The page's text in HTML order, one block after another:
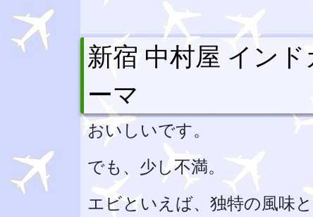
新宿 中村屋 イン
ーマ
おいしいです。
でも、少し不満。
エビといえば、独特の風味